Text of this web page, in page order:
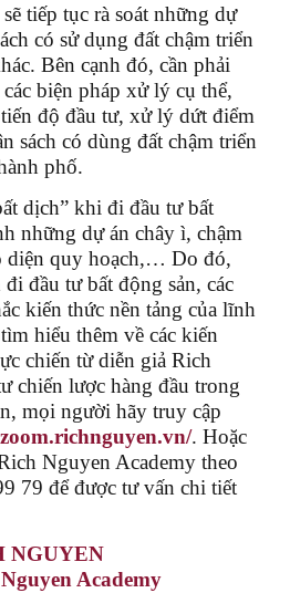
tiếp tục rà soát những dự
có sử dụng đất chậm triển
Bên cạnh đó, cần phải
biện pháp xử lý cụ thể,
độ đầu tư, xử lý dứt điểm
sách có dùng đất chậm triển
phố.
dịch” khi đi đầu tư bất
những dự án chây ì, chậm
diện quy hoạch,… Do đó,
đầu tư bất động sản, các
kiến thức nền tảng của lĩnh
hiểu thêm về các kiến
chiến từ diễn giả Rich
chiến lược hàng đầu trong
mọi người hãy truy cập
. Hoặc
Nguyen Academy theo
79 để được tư vấn chi tiết
NGUYEN
Academy